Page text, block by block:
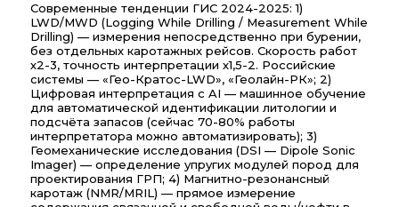
Современные тенденции ГИС 2024-2025: 1)
LWD/MWD (Logging While Drilling / Measurement While
Drilling) — измерения непосредственно при бурении,
без отдельных каротажных рейсов. Скорость работ
х2-3, точность интерпретации х1,5-2. Российские
системы — «Гео-Кратос-LWD», «Геолайн-РК»; 2)
Цифровая интерпретация с AI — машинное обучение
для автоматической идентификации литологии и
подсчёта запасов (сейчас 70-80% работы
интерпретатора можно автоматизировать); 3)
Геомеханические исследования (DSI — Dipole Sonic
Imager) — определение упругих модулей пород для
проектирования ГРП; 4) Магнитно-резонансный
каротаж (NMR/MRIL) — прямое измерение